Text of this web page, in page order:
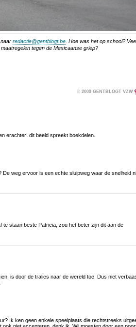
redactie@gentblogt.be . Hoe was het op school?
tegen de Mexicaanse griep?
© 2009 GENTBLOGT VZW
erachter! dit beeld spreekt boekdelen.
De weg ervoor is een echte sluipweg waar de snelheid
te staan beste Patricia, zou het beter zijn dit aan de
is door de tralies naar de wereld toe. Dus niet
Ik ken geen enkele speelplaats die rechtstreeks